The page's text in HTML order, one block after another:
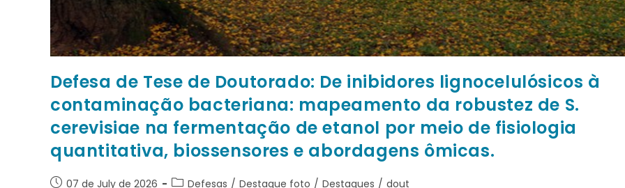
Defesa de Tese de Doutorado: De inibidores lignocelulósicos à
contaminação bacteriana: mapeamento da robustez de S.
cerevisiae na fermentação de etanol por meio de fisiologia
quantitativa, biossensores e abordagens ômicas.
07 de July de 2026 Defesas / Destaque foto / Destaques / dout